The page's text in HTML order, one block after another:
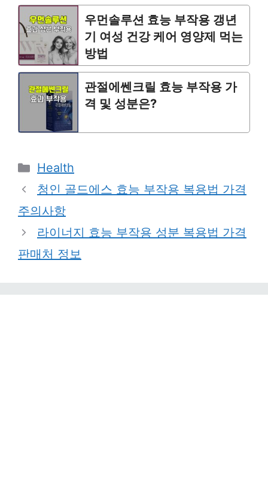
우먼솔루션 효능 부작용 갱년
기 여성 건강 케어 영양제 먹는
방법
관절에쎈크릴 효능 부작용 가
격 및 성분은?
Categories
Health
청인 골드에스 효능 부작용 복용법 가격
주의사항
라이너지 효능 부작용 성분 복용법 가격
판매처 정보